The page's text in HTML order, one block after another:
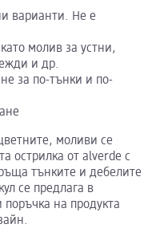
варианти. Не е
молив за устни,
и др.
за по-тънки и по-
моливи се
острилка от alverde с
тънките и дебелите
се предлага в
на продукта